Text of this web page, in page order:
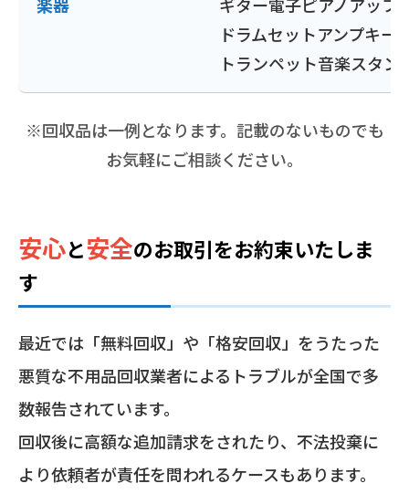
ドラムセットアンプキー
トランペット音楽スタン
※回収品は一例となります。記載のないものでも
お気軽にご相談ください。
安心と安全のお取引をお約束いたしま
す
最近では「無料回収」や「格安回収」をうたった
悪質な不用品回収業者によるトラブルが全国で多
数報告されています。
回収後に高額な追加請求をされたり、不法投棄に
より依頼者が責任を問われるケースもあります。